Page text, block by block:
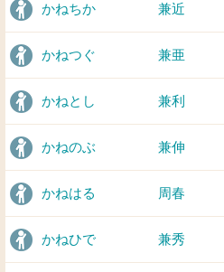
かねちか 兼近
かねつぐ 兼亜
かねとし 兼利
かねのぶ 兼伸
かねはる 周春
かねひで 兼秀